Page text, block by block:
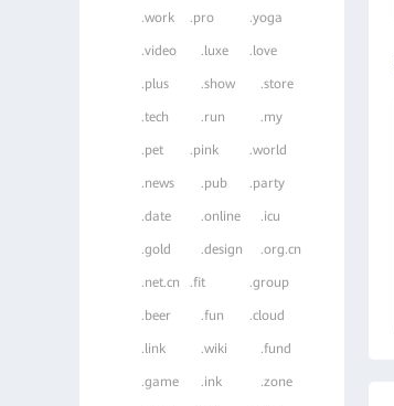
.work .pro .yoga
.video .luxe .love
.plus .show .store
.tech .run .my
.pet .pink .world
.news .pub .party
.date .online .icu
.gold .design .org.cn
.net.cn .fit .group
.beer .fun .cloud
.link .wiki .fund
.game .ink .zone